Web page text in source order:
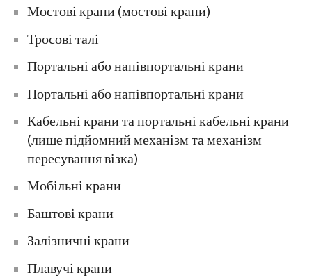
Мостові крани (мостові крани)
Тросові талі
Портальні або напівпортальні крани
Портальні або напівпортальні крани
Кабельні крани та портальні кабельні крани
(лише підйомний механізм та механізм
пересування візка)
Мобільні крани
Баштові крани
Залізничні крани
Плавучі крани